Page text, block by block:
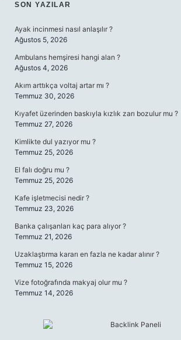
SIDEBAR
SON YAZILAR
Ayak incinmesi nasıl anlaşılır ?
Ağustos 5, 2026
Ambulans hemşiresi hangi alan ?
Ağustos 4, 2026
Akım arttıkça voltaj artar mı ?
Temmuz 30, 2026
Kıyafet üzerinden baskıyla kızlık zarı bozulur mu ?
Temmuz 27, 2026
Kimlikte dul yazıyor mu ?
Temmuz 25, 2026
El falı doğru mu ?
Temmuz 25, 2026
Kafe işletmecisi nedir ?
Temmuz 23, 2026
Banka çalışanları kaç para alıyor ?
Temmuz 21, 2026
Uzaklaştırma kararı en fazla ne kadar alınır ?
Temmuz 15, 2026
Vize fotoğrafında makyaj olur mu ?
Temmuz 14, 2026